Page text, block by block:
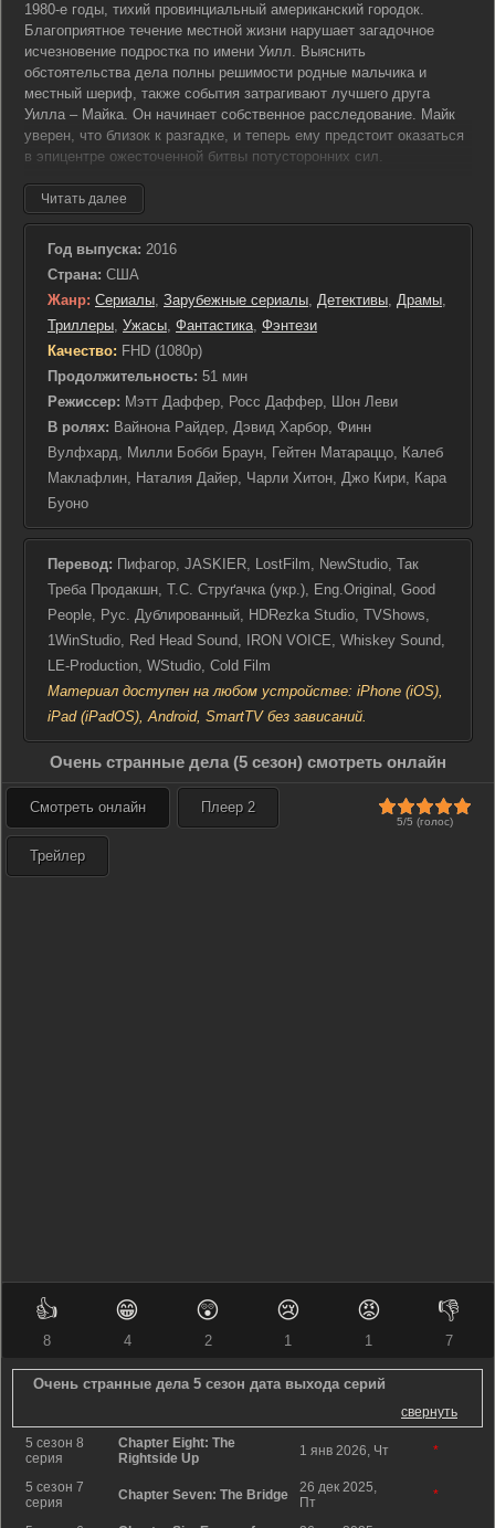
1980-е годы, тихий провинциальный американский городок.
Благоприятное течение местной жизни нарушает загадочное
исчезновение подростка по имени Уилл. Выяснить
обстоятельства дела полны решимости родные мальчика и
местный шериф, также события затрагивают лучшего друга
Уилла – Майка. Он начинает собственное расследование. Майк
уверен, что близок к разгадке, и теперь ему предстоит оказаться
в эпицентре ожесточенной битвы потусторонних сил.
Читать далее
Год выпуска: 2016
Страна: США
Жанр: Сериалы, Зарубежные сериалы, Детективы, Драмы,
Триллеры, Ужасы, Фантастика, Фэнтези
Качество: FHD (1080p)
Продолжительность: 51 мин
Режиссер: Мэтт Даффер, Росс Даффер, Шон Леви
В ролях: Вайнона Райдер, Дэвид Харбор, Финн
Вулфхард, Милли Бобби Браун, Гейтен Матараццо, Калеб
Маклафлин, Наталия Дайер, Чарли Хитон, Джо Кири, Кара
Буоно
Перевод: Пифагор, JASKIER, LostFilm, NewStudio, Так
Треба Продакшн, Т.С. Cтруґачка (укр.), Eng.Original, Good
People, Рус. Дублированный, HDRezka Studio, TVShows,
1WinStudio, Red Head Sound, IRON VOICE, Whiskey Sound,
LE-Production, WStudio, Cold Film
Материал доступен на любом устройстве: iPhone (iOS),
iPad (iPadOS), Android, SmartTV без зависаний.
Очень странные дела (5 сезон) смотреть онлайн
5/5 (голос)
Смотреть онлайн Плеер 2
Трейлер
👍
8
😁
4
😲
2
😢
1
😡
1
👎
7
Очень странные дела 5 сезон дата выхода серий
свернуть
5 сезон 8
серия
Chapter Eight: The
Rightside Up
1 янв 2026, Чт *
5 сезон 7
серия
Chapter Seven: The Bridge
26 дек 2025,
Пт
*